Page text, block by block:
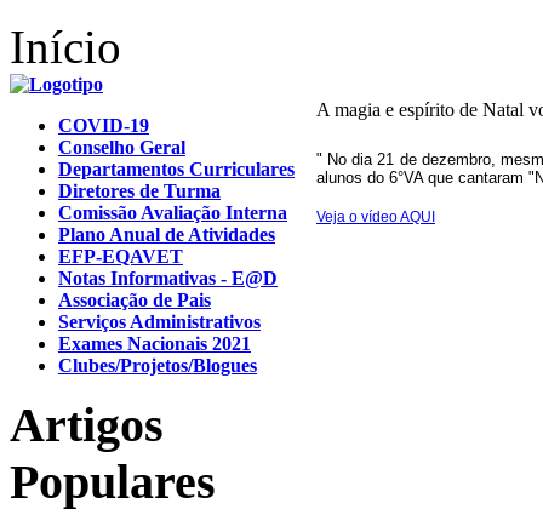
Início
A magia e espírito de Natal
" No dia 21 de dezembro,
alunos do 6°VA que cantaram
Veja o vídeo AQUI
COVID-19
Conselho Geral
Departamentos Curriculares
Diretores de Turma
Comissão Avaliação Interna
Plano Anual de Atividades
EFP-EQAVET
Notas Informativas - E@D
Associação de Pais
Serviços Administrativos
Exames Nacionais 2021
Clubes/Projetos/Blogues
Artigos
Populares